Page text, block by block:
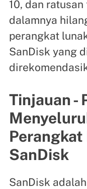
10, dan
dalamnya
perangkat
SanDisk yang
Tinjauan -
Perangkat
SanDisk
SanDisk